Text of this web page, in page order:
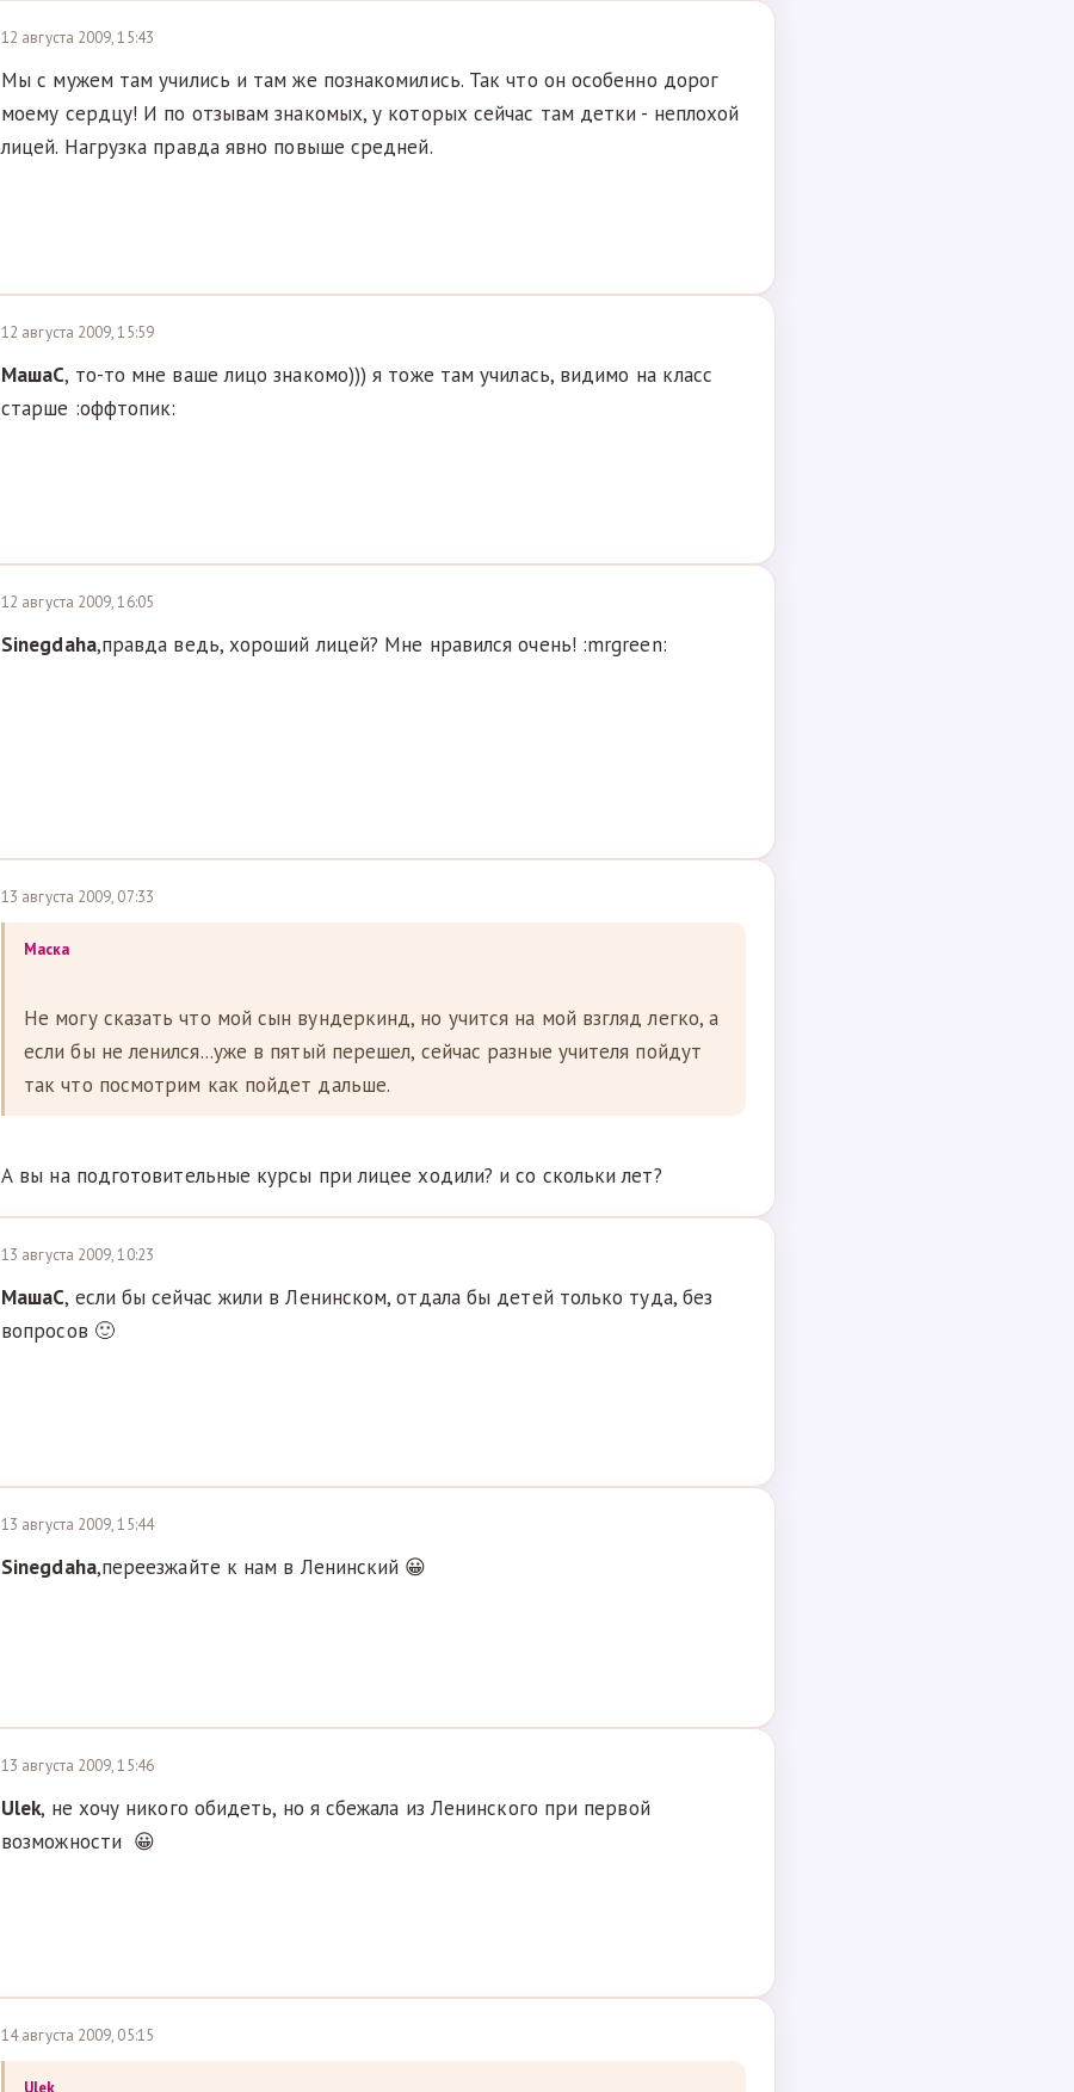
12 августа 2009, 15:43
Мы с мужем там учились и там же познакомились. Так что он особенно дорог
моему сердцу! И по отзывам знакомых, у которых сейчас там детки - неплохой
лицей. Нагрузка правда явно повыше средней.
12 августа 2009, 15:59
МашаС, то-то мне ваше лицо знакомо))) я тоже там училась, видимо на класс
старше :оффтопик:
12 августа 2009, 16:05
Sinegdaha,правда ведь, хороший лицей? Мне нравился очень! :mrgreen:
13 августа 2009, 07:33
Маска
Не могу сказать что мой сын вундеркинд, но учится на мой взгляд легко, а
если бы не ленился...уже в пятый перешел, сейчас разные учителя пойдут
так что посмотрим как пойдет дальше.
А вы на подготовительные курсы при лицее ходили? и со скольки лет?
13 августа 2009, 10:23
МашаС, если бы сейчас жили в Ленинском, отдала бы детей только туда, без
вопросов 🙂
13 августа 2009, 15:44
Sinegdaha,переезжайте к нам в Ленинский 😀
13 августа 2009, 15:46
Ulek, не хочу никого обидеть, но я сбежала из Ленинского при первой
возможности 😀
14 августа 2009, 05:15
Ulek